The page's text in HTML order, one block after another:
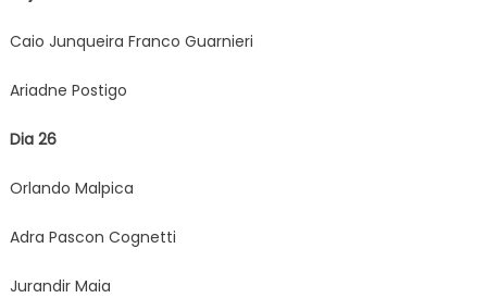
Caio Junqueira Franco Guarnieri
Ariadne Postigo
Dia 26
Orlando Malpica
Adra Pascon Cognetti
Jurandir Maia